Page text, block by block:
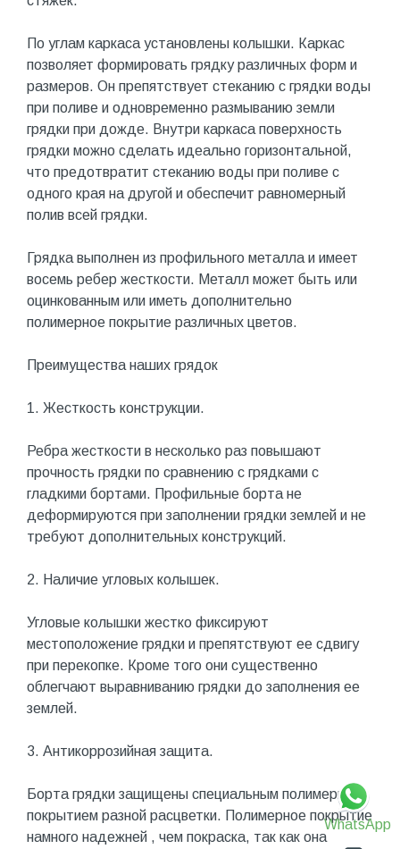
WhatsApp
По углам каркаса установлены колышки. Каркас
позволяет формировать грядку различных форм и
размеров. Он препятствует стеканию с грядки воды
при поливе и одновременно размыванию земли
грядки при дожде. Внутри каркаса поверхность
грядки можно сделать идеально горизонтальной,
что предотвратит стеканию воды при поливе с
одного края на другой и обеспечит равномерный
полив всей грядки.
Грядка выполнен из профильного металла и имеет
восемь ребер жесткости. Металл может быть или
оцинкованным или иметь дополнительно
полимерное покрытие различных цветов.
Преимущества наших грядок
1. Жесткость конструкции.
Ребра жесткости в несколько раз повышают
прочность грядки по сравнению с грядками с
гладкими бортами. Профильные борта не
деформируются при заполнении грядки землей и не
требуют дополнительных конструкций.
2. Наличие угловых колышек.
Угловые колышки жестко фиксируют
местоположение грядки и препятствуют ее сдвигу
при перекопке. Кроме того они существенно
облегчают выравниванию грядки до заполнения ее
землей.
3. Антикоррозийная защита.
Борта грядки защищены специальным полимерным
покрытием разной расцветки. Полимерное покрытие
намного надежней , чем покраска, так как она